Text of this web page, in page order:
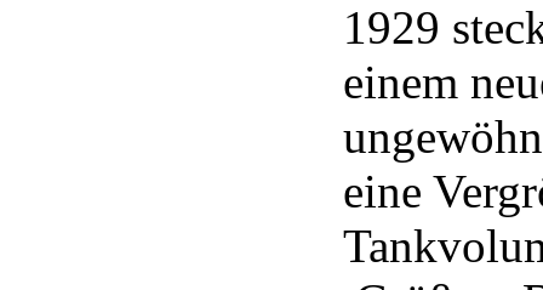
1929
einem
eine